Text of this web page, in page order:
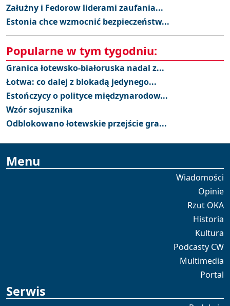
Załużny i Fedorow liderami zaufania...
Estonia chce wzmocnić bezpieczeństw...
Popularne w tym tygodniu:
Granica łotewsko-białoruska nadal z...
Łotwa: co dalej z blokadą jedynego...
Estończycy o polityce międzynarodow...
Wzór sojusznika
Odblokowano łotewskie przejście gra...
Menu
Wiadomości
Opinie
Rzut OKA
Historia
Kultura
Podcasty CW
Multimedia
Portal
Serwis